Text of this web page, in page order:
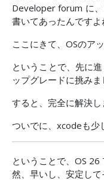
Developer forum に
書いてあったんですよ
ここにきて、OSのア
ということで、先に
ップグレードに挑みま
すると、完全に解決し
ついでに、xcodeも少
ということで、OS
然、早いし、安定して